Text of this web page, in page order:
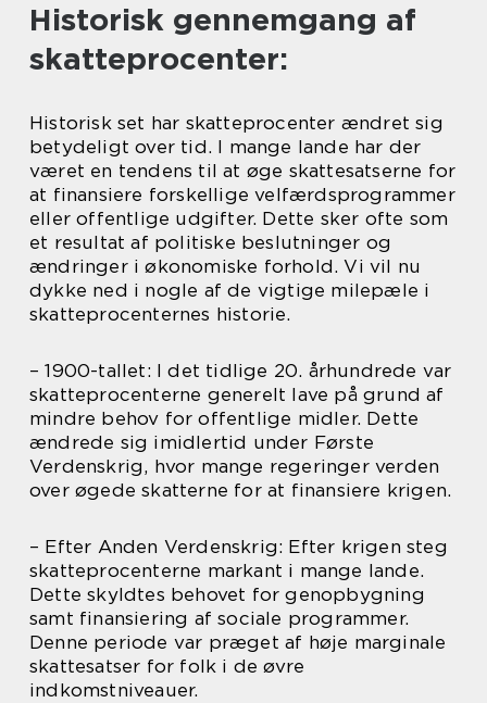
Historisk gennemgang af
skatteprocenter:
Historisk set har skatteprocenter ændret sig
betydeligt over tid. I mange lande har der
været en tendens til at øge skattesatserne for
at finansiere forskellige velfærdsprogrammer
eller offentlige udgifter. Dette sker ofte som
et resultat af politiske beslutninger og
ændringer i økonomiske forhold. Vi vil nu
dykke ned i nogle af de vigtige milepæle i
skatteprocenternes historie.
– 1900-tallet: I det tidlige 20. århundrede var
skatteprocenterne generelt lave på grund af
mindre behov for offentlige midler. Dette
ændrede sig imidlertid under Første
Verdenskrig, hvor mange regeringer verden
over øgede skatterne for at finansiere krigen.
– Efter Anden Verdenskrig: Efter krigen steg
skatteprocenterne markant i mange lande.
Dette skyldtes behovet for genopbygning
samt finansiering af sociale programmer.
Denne periode var præget af høje marginale
skattesatser for folk i de øvre
indkomstniveauer.